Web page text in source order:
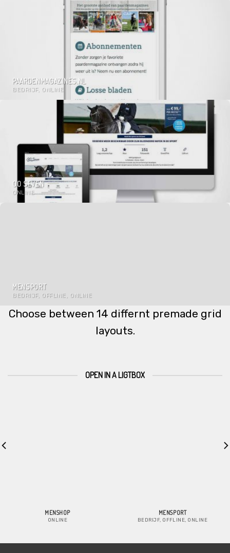
PAARDENMAGAZINES.NL
BEDRIJF, ONLINE
OO SEVEN
ONLINE
MENSPORT
BEDRIJF, OFFLINE, ONLINE
Choose between 14 differnt premade grid
layouts.
OPEN IN A LIGTBOX
MENSHOP
ONLINE
MENSPORT
BEDRIJF, OFFLINE, ONLINE